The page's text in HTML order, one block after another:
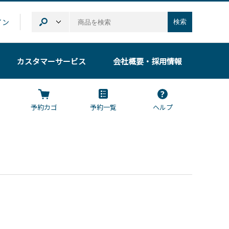
ン 検索
カスタマーサービス 会社概要・採用情報
予約カゴ 予約一覧
ヘルプ